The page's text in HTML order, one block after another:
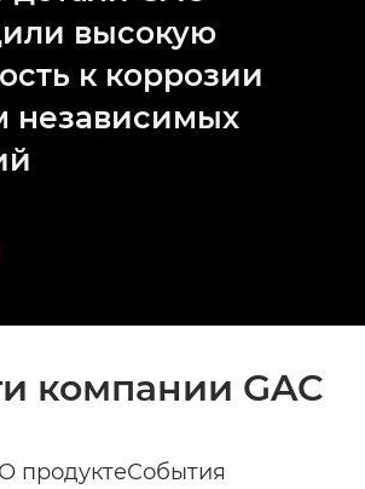
высокую
к коррозии
независимых
компании GAC
О продуктеСобытия